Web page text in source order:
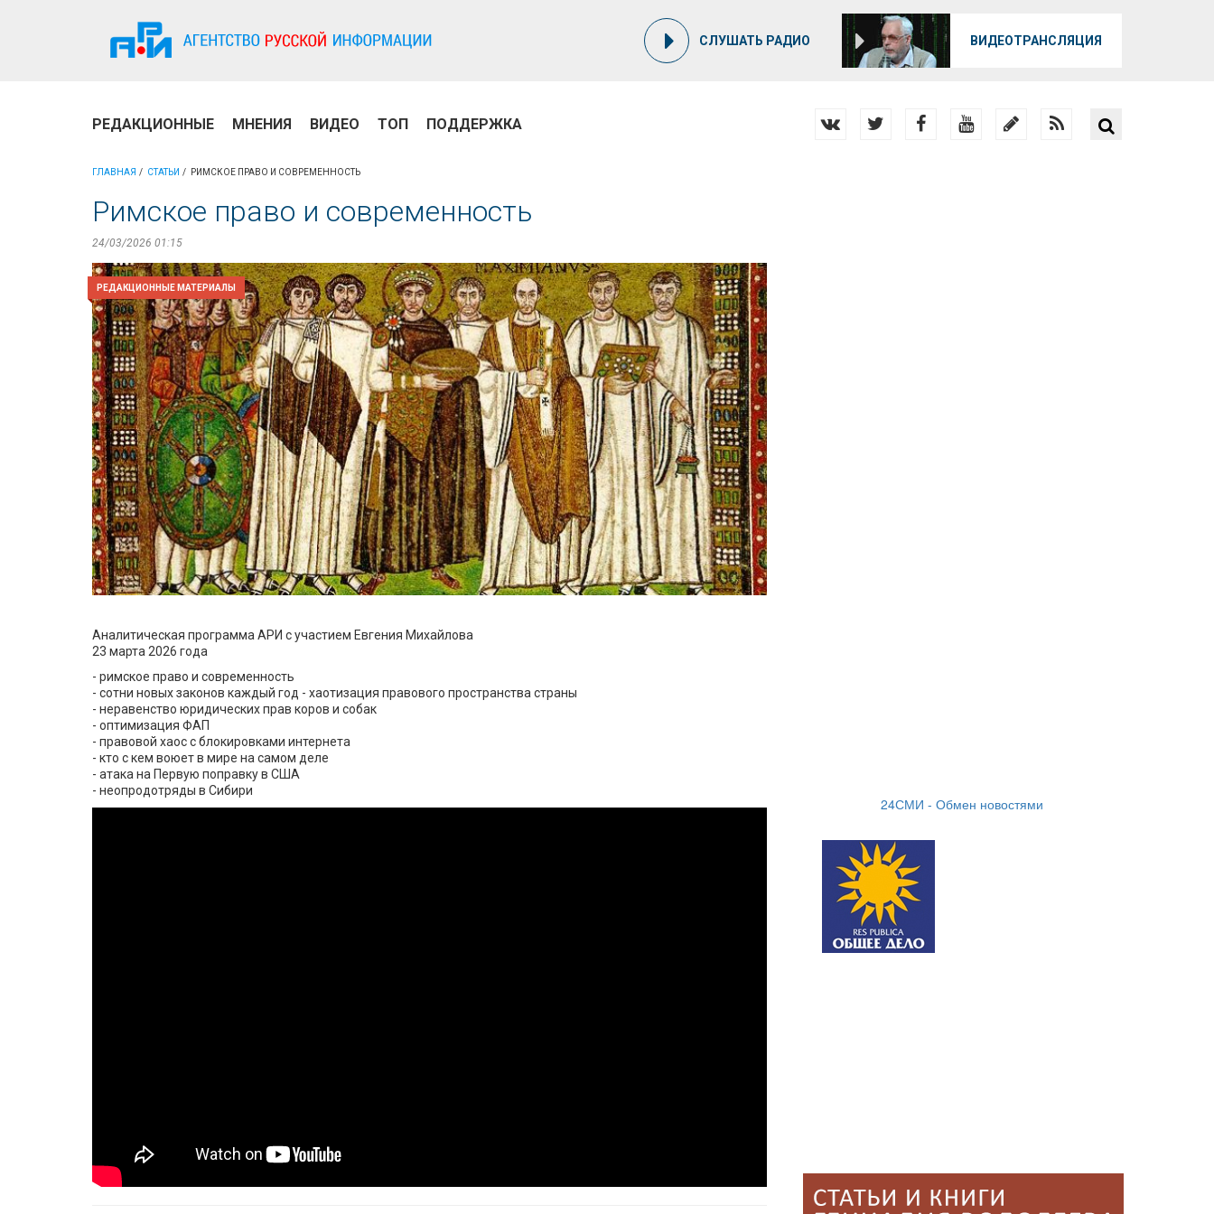
СЛУШАТЬ РАДИО ВИДЕОТРАНСЛЯЦИЯ
РЕДАКЦИОННЫЕ МНЕНИЯ ВИДЕО ТОП ПОДДЕРЖКА
ГЛАВНАЯ СТАТЬИ РИМСКОЕ ПРАВО И СОВРЕМЕННОСТЬ
Римское право и современность
24/03/2026 01:15
РЕДАКЦИОННЫЕ МАТЕРИАЛЫ
Аналитическая программа АРИ с участием Евгения Михайлова
23 марта 2026 года
- римское право и современность
- сотни новых законов каждый год - хаотизация правового пространства страны
- неравенство юридических прав коров и собак
- оптимизация ФАП
- правовой хаос с блокировками интернета
- кто с кем воюет в мире на самом деле
- атака на Первую поправку в США
- неопродотряды в Сибири
24СМИ - Обмен новостями